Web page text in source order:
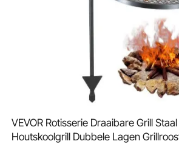
VEVOR Rotisserie Draaibare Grill
Houtskoolgrill Dubbele Lagen